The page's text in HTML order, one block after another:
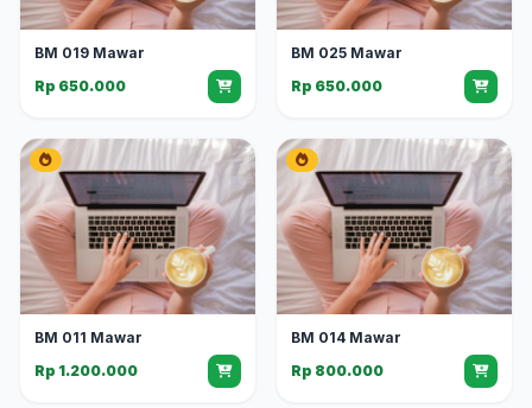
BM 019 Mawar
Rp 650.000
BM 025 Mawar
Rp 650.000
BM 011 Mawar
Rp 1.200.000
BM 014 Mawar
Rp 800.000